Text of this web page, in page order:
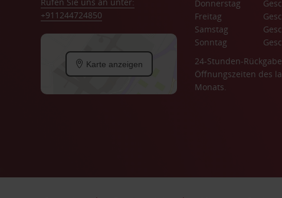
+911244724850
Karte anzeigen
Donnerstag
Freitag
Samstag
Sonntag
24-Stunden-
Öffnungszeiten des
Monats.